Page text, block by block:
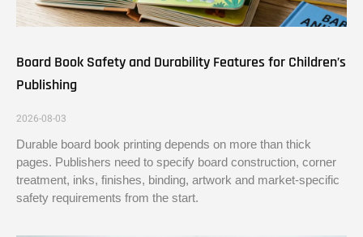
Board Book Safety and Durability Features for Children’s
Publishing
2026-08-03
Durable board book printing depends on more than thick
pages. Publishers need to specify board construction, corner
treatment, inks, finishes, binding, artwork and market-specific
safety requirements from the start.